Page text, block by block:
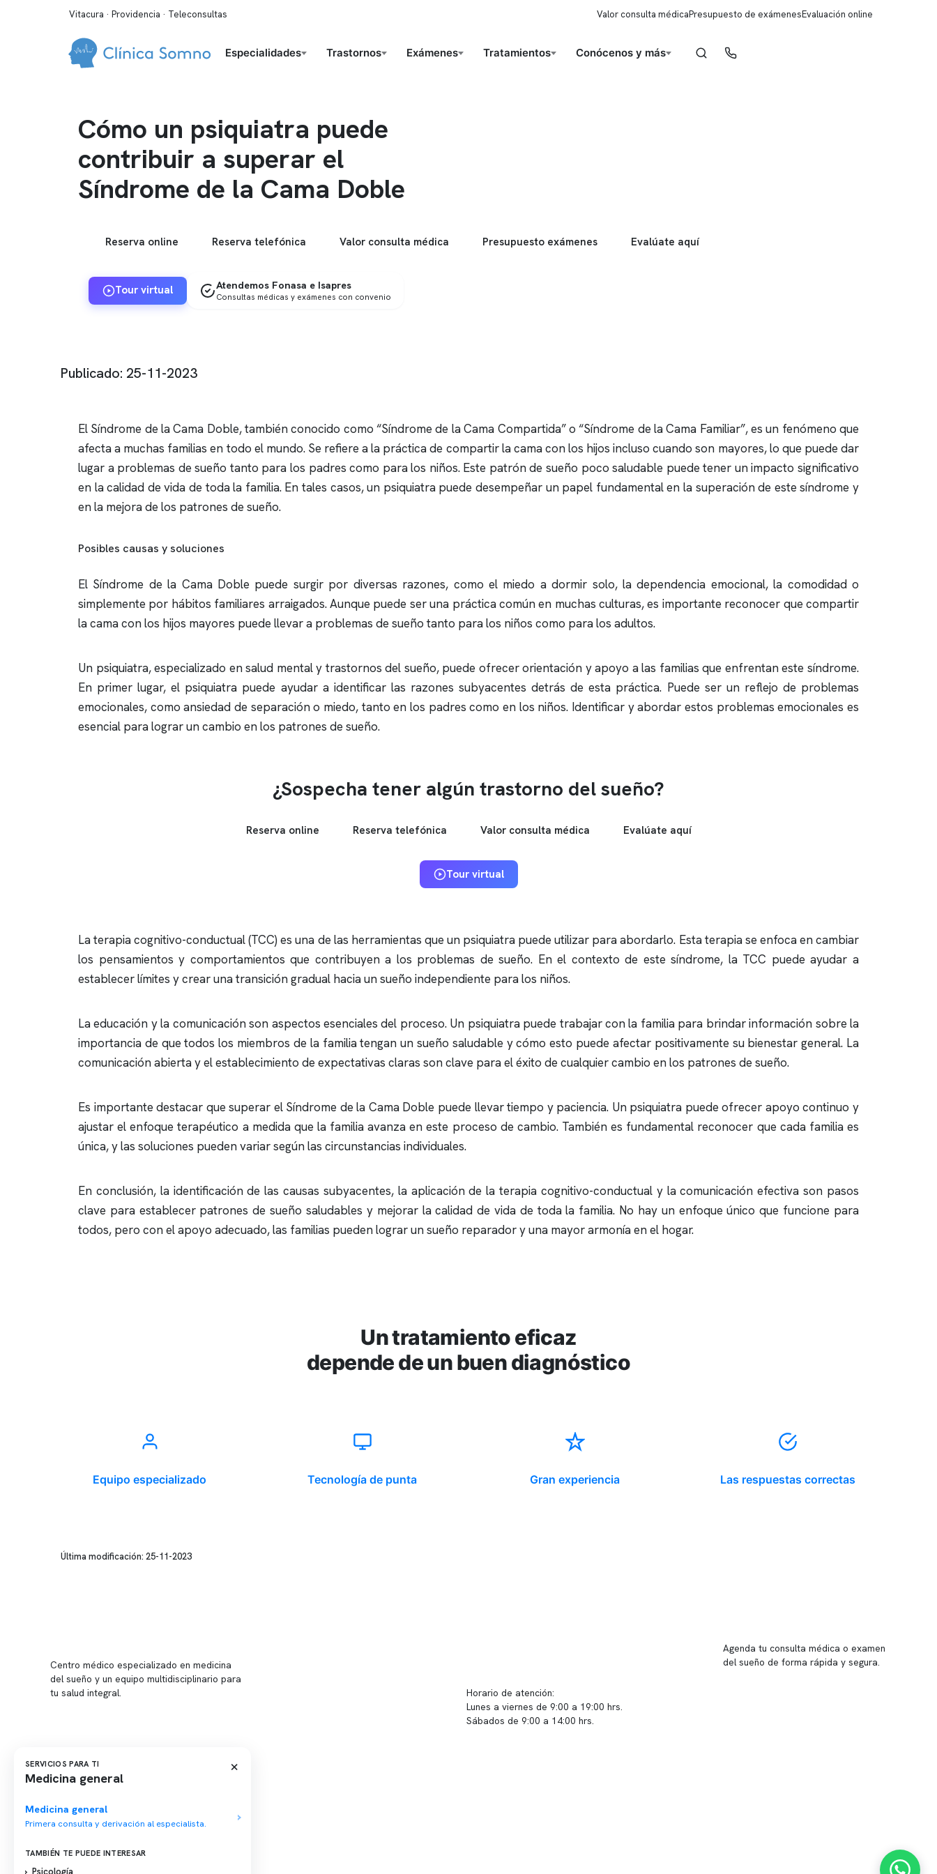
Vitacura · Providencia · Teleconsultas Valor consulta médicaPresupuesto de exámenesEvaluación online
Especialidades Trastornos Exámenes Tratamientos Conócenos y más
Cómo un psiquiatra puede
contribuir a superar el
Síndrome de la Cama Doble
Reserva online Reserva telefónica Valor consulta médica Presupuesto exámenes Evalúate aquí
Tour virtual Atendemos Fonasa e Isapres
Consultas médicas y exámenes con convenio
Publicado: 25-11-2023
El Síndrome de la Cama Doble, también conocido como “Síndrome de la Cama Compartida” o “Síndrome de la Cama Familiar”, es un fenómeno que
afecta a muchas familias en todo el mundo. Se refiere a la práctica de compartir la cama con los hijos incluso cuando son mayores, lo que puede dar
lugar a problemas de sueño tanto para los padres como para los niños. Este patrón de sueño poco saludable puede tener un impacto significativo
en la calidad de vida de toda la familia. En tales casos, un psiquiatra puede desempeñar un papel fundamental en la superación de este síndrome y
en la mejora de los patrones de sueño.
Posibles causas y soluciones
El Síndrome de la Cama Doble puede surgir por diversas razones, como el miedo a dormir solo, la dependencia emocional, la comodidad o
simplemente por hábitos familiares arraigados. Aunque puede ser una práctica común en muchas culturas, es importante reconocer que compartir
la cama con los hijos mayores puede llevar a problemas de sueño tanto para los niños como para los adultos.
Un psiquiatra, especializado en salud mental y trastornos del sueño, puede ofrecer orientación y apoyo a las familias que enfrentan este síndrome.
En primer lugar, el psiquiatra puede ayudar a identificar las razones subyacentes detrás de esta práctica. Puede ser un reflejo de problemas
emocionales, como ansiedad de separación o miedo, tanto en los padres como en los niños. Identificar y abordar estos problemas emocionales es
esencial para lograr un cambio en los patrones de sueño.
¿Sospecha tener algún trastorno del sueño?
Reserva online Reserva telefónica Valor consulta médica Evalúate aquí
Tour virtual
La terapia cognitivo-conductual (TCC) es una de las herramientas que un psiquiatra puede utilizar para abordarlo. Esta terapia se enfoca en cambiar
los pensamientos y comportamientos que contribuyen a los problemas de sueño. En el contexto de este síndrome, la TCC puede ayudar a
establecer límites y crear una transición gradual hacia un sueño independiente para los niños.
La educación y la comunicación son aspectos esenciales del proceso. Un psiquiatra puede trabajar con la familia para brindar información sobre la
importancia de que todos los miembros de la familia tengan un sueño saludable y cómo esto puede afectar positivamente su bienestar general. La
comunicación abierta y el establecimiento de expectativas claras son clave para el éxito de cualquier cambio en los patrones de sueño.
Es importante destacar que superar el Síndrome de la Cama Doble puede llevar tiempo y paciencia. Un psiquiatra puede ofrecer apoyo continuo y
ajustar el enfoque terapéutico a medida que la familia avanza en este proceso de cambio. También es fundamental reconocer que cada familia es
única, y las soluciones pueden variar según las circunstancias individuales.
En conclusión, la identificación de las causas subyacentes, la aplicación de la terapia cognitivo-conductual y la comunicación efectiva son pasos
clave para establecer patrones de sueño saludables y mejorar la calidad de vida de toda la familia. No hay un enfoque único que funcione para
todos, pero con el apoyo adecuado, las familias pueden lograr un sueño reparador y una mayor armonía en el hogar.
Un tratamiento eficaz
depende de un buen diagnóstico
Equipo especializado Tecnología de punta Gran experiencia Las respuestas correctas
Última modificación: 25-11-2023
Centro médico especializado en medicina
del sueño y un equipo multidisciplinario para
tu salud integral.
Horario de atención:
Lunes a viernes de 9:00 a 19:00 hrs.
Sábados de 9:00 a 14:00 hrs.
Agenda tu consulta médica o examen
del sueño de forma rápida y segura.
SERVICIOS PARA TI
Medicina general
×
Medicina general
Primera consulta y derivación al especialista.
TAMBIÉN TE PUEDE INTERESAR
Psicología